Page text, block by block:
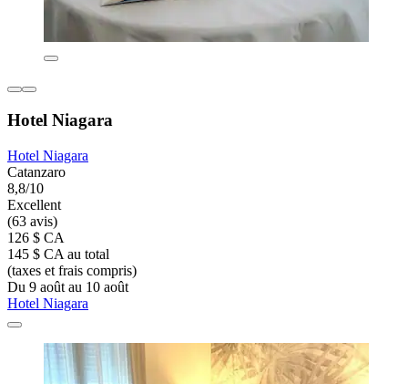
Hotel Niagara
Hotel Niagara
Catanzaro
8,8/10
Excellent
(63 avis)
126 $ CA
145 $ CA au total
(taxes et frais compris)
Du 9 août au 10 août
Hotel Niagara